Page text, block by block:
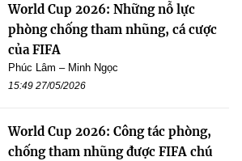
World Cup 2026: Những nỗ lực
phòng chống tham nhũng, cá cược
của FIFA
Phúc Lâm – Minh Ngọc
15:49 27/05/2026
World Cup 2026: Công tác phòng,
chống tham nhũng được FIFA chú